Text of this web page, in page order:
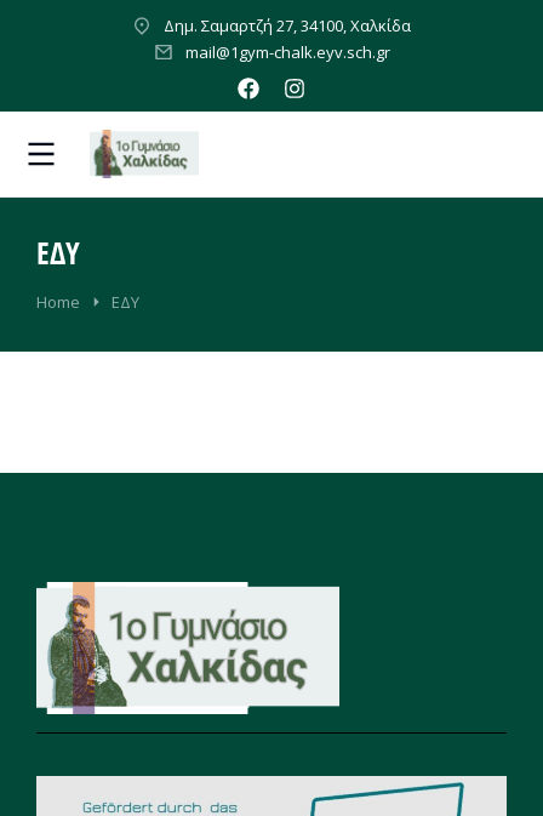
Δημ. Σαμαρτζή 27, 34100, Χαλκίδα
mail@1gym-chalk.eyv.sch.gr
ΕΔΥ
You are here:
Home ΕΔΥ